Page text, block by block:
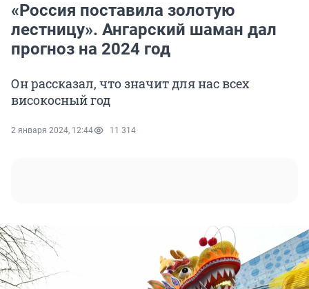
«Россия поставила золотую
лестницу». Ангарский шаман дал
прогноз на 2024 год
Он рассказал, что значит для нас всех
високосный год
2 января 2024, 12:44 11 314